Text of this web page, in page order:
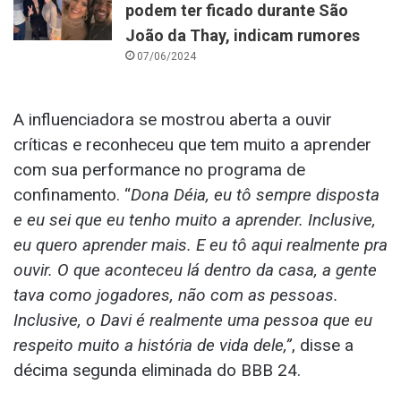
podem ter ficado durante São
João da Thay, indicam rumores
07/06/2024
A influenciadora se mostrou aberta a ouvir
críticas e reconheceu que tem muito a aprender
com sua performance no programa de
confinamento. “Dona Déia, eu tô sempre disposta
e eu sei que eu tenho muito a aprender. Inclusive,
eu quero aprender mais. E eu tô aqui realmente pra
ouvir. O que aconteceu lá dentro da casa, a gente
tava como jogadores, não com as pessoas.
Inclusive, o Davi é realmente uma pessoa que eu
respeito muito a história de vida dele,”, disse a
décima segunda eliminada do BBB 24.